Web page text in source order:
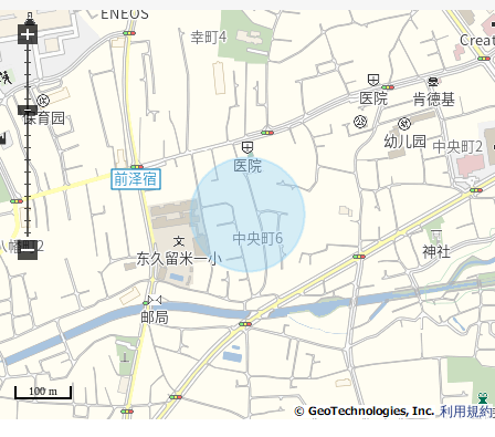
○有在被漂亮地维修保养的分块出售的土地里位于的统一感
觉的街景
■ 能使用3线路3车站！交通的宽度扩展到的位置
━━━━━━━━━━━━━━━・・・・・
0西武池袋线"东久留米"车站公共汽车10分"御成桥"停徒歩7
分
○西武新宿线"花小金井"车站公共汽车13分"御成桥"停徒歩7
分
○JR中央线"武藏小金井"车站公共汽车31分"御成桥"停徒歩7
利用規約
100 m
+
−